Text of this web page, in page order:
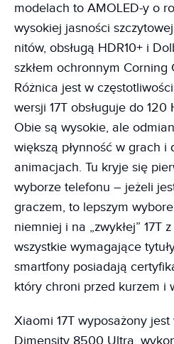
modelach to AMOLED-y o
wysokiej jasności
nitów, obsługą HDR10+ i
szkłem ochronnym Corning
Różnica jest w
wersji 17T obsługuje do 120
Obie są wysokie, ale
większą płynność w grach i
animacjach. Tu kryje się
wyborze telefonu – jeżeli
graczem, to lepszym
niemniej i na „zwykłej” 17T
wszystkie wymagające
smartfony posiadają
który chroni przed kurzem i
Xiaomi 17T wyposażony
Dimensity 8500 Ultra,